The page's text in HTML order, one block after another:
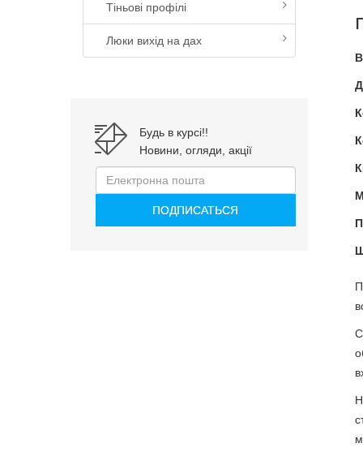
Тіньові профілі
Люки вихід на дах
Будь в курсі!!
Новини, огляди, акції